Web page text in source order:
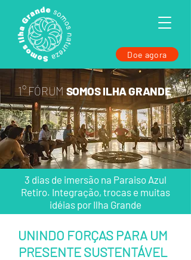
Doe agora
1° FÓRUM SOMOS ILHA GRANDE
3 dias de imersão na Paraiso Azul
Retiro. Integração, trocas e muitas
idéias por Ilha Grande
UNINDO FORÇAS PARA UM
PRESENTE SUSTENTÁVEL